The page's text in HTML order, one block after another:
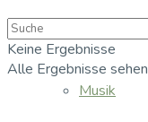
Musik
Keine Ergebnisse
Alle Ergebnisse sehen